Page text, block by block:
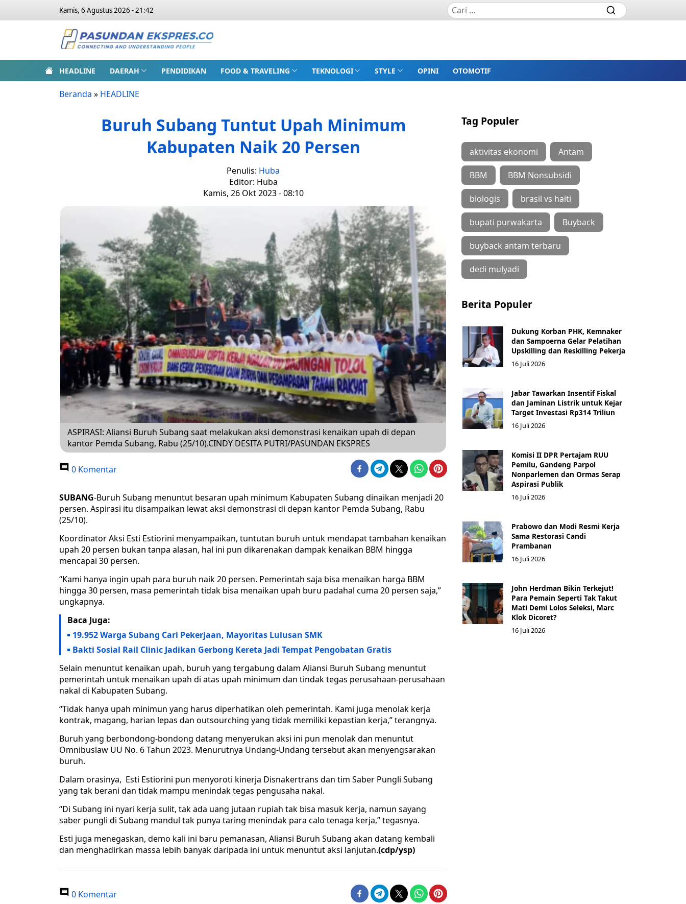
Kamis, 6 Agustus 2026 - 21:42
HEADLINE DAERAH PENDIDIKAN FOOD & TRAVELING TEKNOLOGI STYLE OPINI OTOMOTIF
Beranda » HEADLINE
Buruh Subang Tuntut Upah Minimum
Kabupaten Naik 20 Persen
Penulis: Huba
Editor: Huba
Kamis, 26 Okt 2023 - 08:10
ASPIRASI: Aliansi Buruh Subang saat melakukan aksi demonstrasi kenaikan upah di depan
kantor Pemda Subang, Rabu (25/10).CINDY DESITA PUTRI/PASUNDAN EKSPRES
0 Komentar
SUBANG-Buruh Subang menuntut besaran upah minimum Kabupaten Subang dinaikan menjadi 20
persen. Aspirasi itu disampaikan lewat aksi demonstrasi di depan kantor Pemda Subang, Rabu
(25/10).
Koordinator Aksi Esti Estiorini menyampaikan, tuntutan buruh untuk mendapat tambahan kenaikan
upah 20 persen bukan tanpa alasan, hal ini pun dikarenakan dampak kenaikan BBM hingga
mencapai 30 persen.
“Kami hanya ingin upah para buruh naik 20 persen. Pemerintah saja bisa menaikan harga BBM
hingga 30 persen, masa pemerintah tidak bisa menaikan upah buru padahal cuma 20 persen saja,”
ungkapnya.
Baca Juga:
19.952 Warga Subang Cari Pekerjaan, Mayoritas Lulusan SMK
Bakti Sosial Rail Clinic Jadikan Gerbong Kereta Jadi Tempat Pengobatan Gratis
Selain menuntut kenaikan upah, buruh yang tergabung dalam Aliansi Buruh Subang menuntut
pemerintah untuk menaikan upah di atas upah minimum dan tindak tegas perusahaan-perusahaan
nakal di Kabupaten Subang.
“Tidak hanya upah minimun yang harus diperhatikan oleh pemerintah. Kami juga menolak kerja
kontrak, magang, harian lepas dan outsourching yang tidak memiliki kepastian kerja,” terangnya.
Buruh yang berbondong-bondong datang menyerukan aksi ini pun menolak dan menuntut
Omnibuslaw UU No. 6 Tahun 2023. Menurutnya Undang-Undang tersebut akan menyengsarakan
buruh.
Dalam orasinya, Esti Estiorini pun menyoroti kinerja Disnakertrans dan tim Saber Pungli Subang
yang tak berani dan tidak mampu menindak tegas pengusaha nakal.
“Di Subang ini nyari kerja sulit, tak ada uang jutaan rupiah tak bisa masuk kerja, namun sayang
saber pungli di Subang mandul tak punya taring menindak para calo tenaga kerja,” tegasnya.
Esti juga menegaskan, demo kali ini baru pemanasan, Aliansi Buruh Subang akan datang kembali
dan menghadirkan massa lebih banyak daripada ini untuk menuntut aksi lanjutan.(cdp/ysp)
0 Komentar
Tag Populer
aktivitas ekonomi Antam
BBM BBM Nonsubsidi
biologis brasil vs haiti
bupati purwakarta Buyback
buyback antam terbaru
dedi mulyadi
Berita Populer
Dukung Korban PHK, Kemnaker
dan Sampoerna Gelar Pelatihan
Upskilling dan Reskilling Pekerja
16 Juli 2026
Jabar Tawarkan Insentif Fiskal
dan Jaminan Listrik untuk Kejar
Target Investasi Rp314 Triliun
16 Juli 2026
Komisi II DPR Pertajam RUU
Pemilu, Gandeng Parpol
Nonparlemen dan Ormas Serap
Aspirasi Publik
16 Juli 2026
Prabowo dan Modi Resmi Kerja
Sama Restorasi Candi
Prambanan
16 Juli 2026
John Herdman Bikin Terkejut!
Para Pemain Seperti Tak Takut
Mati Demi Lolos Seleksi, Marc
Klok Dicoret?
16 Juli 2026